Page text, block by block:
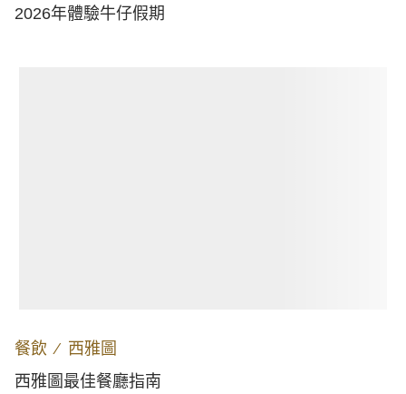
2026年體驗牛仔假期
餐飲 ∕ 西雅圖
西雅圖最佳餐廳指南